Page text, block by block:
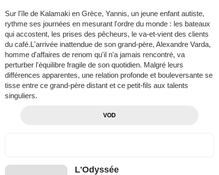
Sur l'île de Kalamaki en Grèce, Yannis, un jeune enfant autiste,
rythme ses journées en mesurant l'ordre du monde : les bateaux
qui accostent, les prises des pêcheurs, le va-et-vient des clients
du café.L'arrivée inattendue de son grand-père, Alexandre Varda,
homme d'affaires de renom qu'il n'a jamais rencontré, va
perturber l'équilibre fragile de son quotidien. Malgré leurs
différences apparentes, une relation profonde et bouleversante se
tisse entre ce grand-père distant et ce petit-fils aux talents
singuliers.
VOD
L'Odyssée